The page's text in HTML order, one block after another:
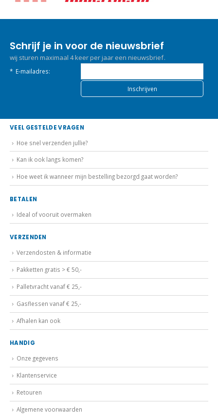
Schrijf je in voor de nieuwsbrief
wij sturen maximaal 4 keer per jaar een nieuwsbrief.
* E-mailadres:
VEEL GESTELDE VRAGEN
Hoe snel verzenden jullie?
Kan ik ook langs komen?
Hoe weet ik wanneer mijn bestelling bezorgd gaat worden?
BETALEN
Ideal of vooruit overmaken
VERZENDEN
Verzendosten & informatie
Pakketten gratis > € 50,-
Palletvracht vanaf € 25,-
Gasflessen vanaf € 25,-
Afhalen kan ook
HANDIG
Onze gegevens
Klantenservice
Retouren
Algemene voorwaarden